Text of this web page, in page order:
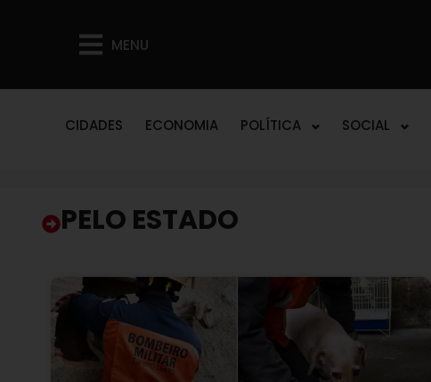
MENU
CIDADES ECONOMIA POLÍTICA SOCIAL
PELO ESTADO